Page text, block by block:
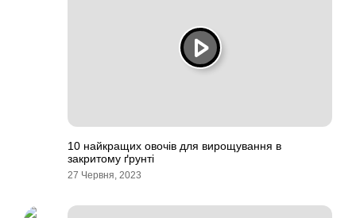
10 найкращих овочів для вирощування в
закритому ґрунті
27 Червня, 2023